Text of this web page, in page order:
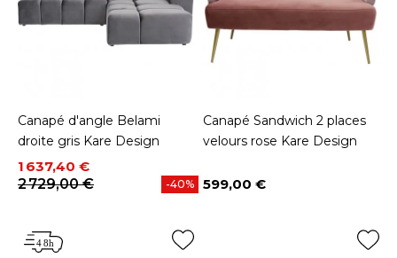
Canapé d'angle Belami
droite gris Kare Design
Prix
1 637,40 €
Prix de base
2 729,00 €
-40%
Canapé Sandwich 2 places
velours rose Kare Design
Prix
599,00 €